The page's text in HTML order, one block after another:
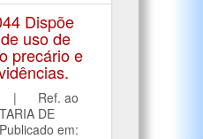
Dispõe
uso de
precário e
| Ref. ao
DE
em: